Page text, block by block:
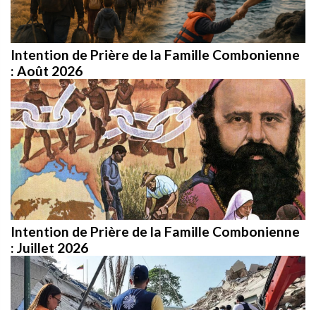
Intention de Prière de la Famille Combonienne
: Août 2026
Intention de Prière de la Famille Combonienne
: Juillet 2026